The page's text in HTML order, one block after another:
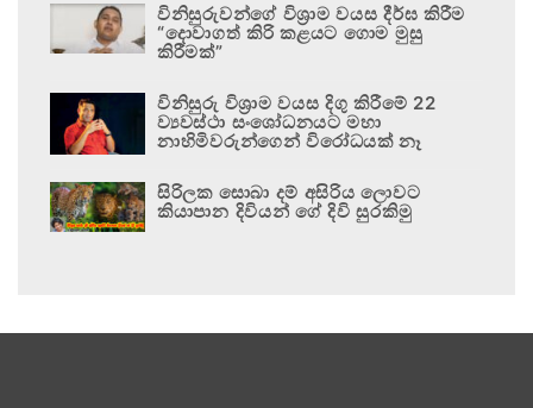
විනිසුරුවන්ගේ විශ්‍රාම වයස දීර්ඝ කිරීම
“දොවාගත් කිරි කළයට ගොම මුසු
කිරීමක්”
විනිසුරු විශ්‍රාම වයස දිගු කිරීමේ 22
ව්‍යවස්ථා සංශෝධනයට මහා
නාහිමිවරුන්ගෙන් විරෝධයක් නෑ
සිරිලක සොබා දම් අසිරිය ලොවට
කියාපාන දිවියන් ගේ දිවි සුරකිමු